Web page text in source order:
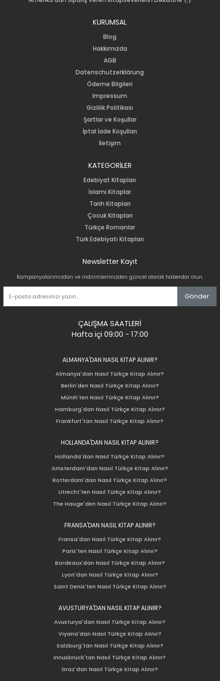
KURUMSAL
Blog
Hakkımızda
AGB
Datenschutzerklärung
Ödeme Bilgileri
Impressum
Gizlilik Politikası
Şartlar ve Koşullar
İptal İade Koşulları
İletişim
KATEGORİLER
Edebiyat Kitapları
İslami Kitaplar
Tarih Kitapları
Çocuk Kitapları
Türkçe Romanlar
Türk Edebiyatı Kitapları
Newsletter Kayıt
Kampanyalarımızdan ve indirimlerimizden güncel olarak haberdar olun.
Gönder
ÇALIŞMA SAATLERİ
Hafta içi 09:00 - 17:00
ALMANYA'DAN NASIL KİTAP ALINIR?
Almanya'dan Nasıl Türkçe Kitap Alınır?
Berlin'den Nasıl Türkçe Kitap Alınır?
Münih'ten Nasıl Türkçe Kitap Alınır?
Hamburg'dan Nasıl Türkçe Kitap Alınır?
Frankfurt'tan Nasıl Türkçe Kitap Alınır?
HOLLANDA'DAN NASIL KİTAP ALINIR?
Hollanda'dan Nasıl Türkçe Kitap Alınır?
Amsterdam'dan Nasıl Türkçe Kitap Alınır?
Rotterdam'dan Nasıl Türkçe Kitap Alınır?
Utrecht'ten Nasıl Türkçe Kitap Alınır?
The Hauge'den Nasıl Türkçe Kitap Alınır?
FRANSA'DAN NASIL KİTAP ALINIR?
Fransa'dan Nasıl Türkçe Kitap Alınır?
Paris'ten Nasıl Türkçe Kitap Alınır?
Bordeaux'dan Nasıl Türkçe Kitap Alınır?
Lyon'dan Nasıl Türkçe Kitap Alınır?
Saint Denis'ten Nasıl Türkçe Kitap Alınır?
AVUSTURYA'DAN NASIL KİTAP ALINIR?
Avusturya'dan Nasıl Türkçe Kitap Alınır?
Viyana'dan Nasıl Türkçe Kitap Alınır?
Salzburg'tan Nasıl Türkçe Kitap Alınır?
Innusbruck'tan Nasıl Türkçe Kitap Alınır?
Graz'dan Nasıl Türkçe Kitap Alınır?